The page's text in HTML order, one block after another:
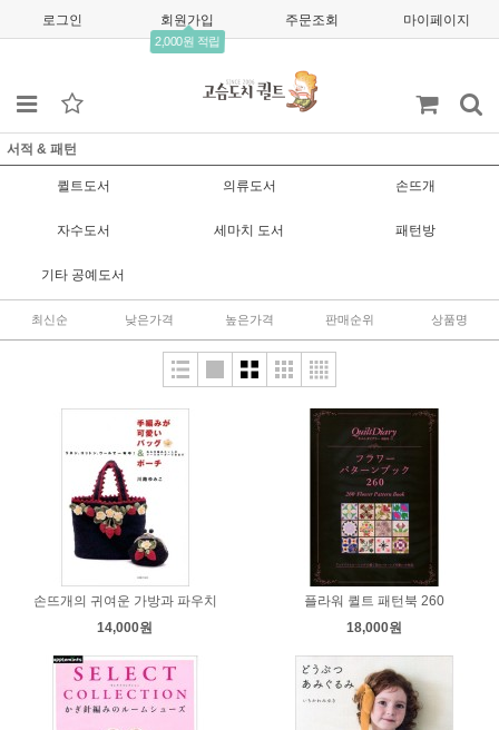
로그인 회원가입
2,000원 적립
주문조회 마이페이지
서적 & 패턴
퀼트도서 의류도서 손뜨개
자수도서 세마치 도서 패턴방
기타 공예도서
최신순 낮은가격 높은가격 판매순위 상품명
손뜨개의 귀여운 가방과 파우치
14,000원
플라워 퀼트 패턴북 260
18,000원